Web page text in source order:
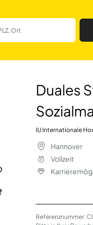
Duales
IU Internationale
Hannover
Vollzeit
Referenznummer: